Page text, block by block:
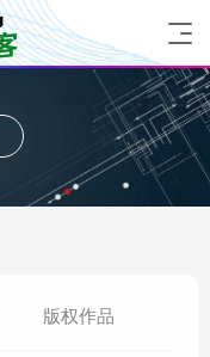
版权作品